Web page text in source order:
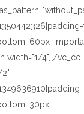
60px
width="1/4"][/
30px